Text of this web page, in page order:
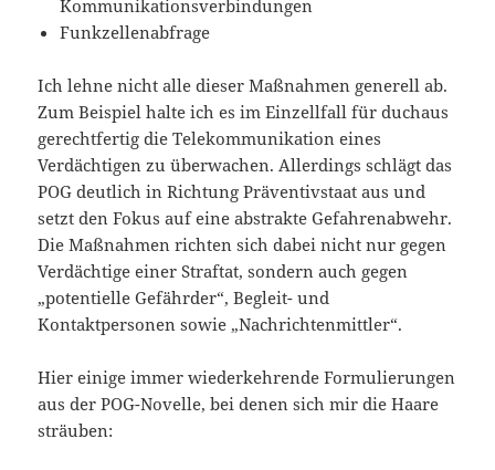
Kommunikationsverbindungen
Funkzellenabfrage
Ich lehne nicht alle dieser Maßnahmen generell ab.
Zum Beispiel halte ich es im Einzellfall für duchaus
gerechtfertig die Telekommunikation eines
Verdächtigen zu überwachen. Allerdings schlägt das
POG deutlich in Richtung Präventivstaat aus und
setzt den Fokus auf eine abstrakte Gefahrenabwehr.
Die Maßnahmen richten sich dabei nicht nur gegen
Verdächtige einer Straftat, sondern auch gegen
„potentielle Gefährder“, Begleit- und
Kontaktpersonen sowie „Nachrichtenmittler“.
Hier einige immer wiederkehrende Formulierungen
aus der POG-Novelle, bei denen sich mir die Haare
sträuben: